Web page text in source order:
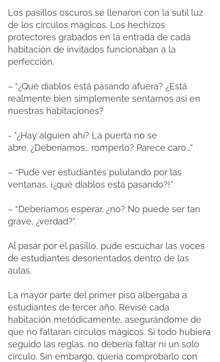
Los pasillos oscuros se llenaron con la sutil luz
de los círculos mágicos. Los hechizos
protectores grabados en la entrada de cada
habitación de invitados funcionaban a la
perfección.
– “¿Qué diablos está pasando afuera? ¿Está
realmente bien simplemente sentarnos así en
nuestras habitaciones?
- "¿Hay alguien ahí? La puerta no se
abre. ¿Deberíamos… romperlo? Parece caro…”
– “Pude ver estudiantes pululando por las
ventanas, ¡¿qué diablos está pasando?!”
– “Deberíamos esperar, ¿no? No puede ser tan
grave, ¿verdad?".
Al pasar por el pasillo, pude escuchar las voces
de estudiantes desorientados dentro de las
aulas.
La mayor parte del primer piso albergaba a
estudiantes de tercer año. Revisé cada
habitación metódicamente, asegurándome de
que no faltaran círculos mágicos. Si todo hubiera
seguido las reglas, no debería faltar ni un solo
círculo. Sin embargo, quería comprobarlo con